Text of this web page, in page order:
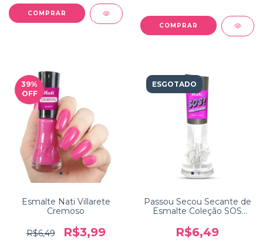
39%
OFF
Esmalte Nati Villarete
Cremoso
R$6,49 R$3,99
ESGOTADO
Passou Secou Secante de
Esmalte Coleção SOS
R$6,49